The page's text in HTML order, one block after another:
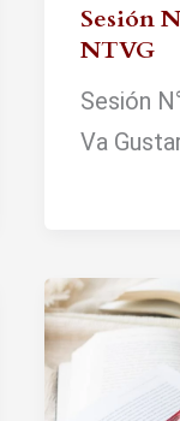
Sesión
NTVG
Sesión
Va